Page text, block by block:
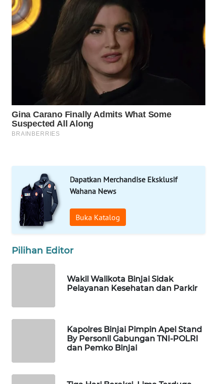
Dapatkan Merchandise Eksklusif
Wahana News
Buka Katalog
Pilihan Editor
Wakil Walikota Binjai Sidak
Pelayanan Kesehatan dan Parkir
Kapolres Binjai Pimpin Apel Stand
By Personil Gabungan TNI-POLRI
dan Pemko Binjai
Wahana
Network
MASYARAKAT
KELISTRIKAN
WALINKI
ID
MARTABAT
NET
PLN
WATCH
MKLI
LKKI